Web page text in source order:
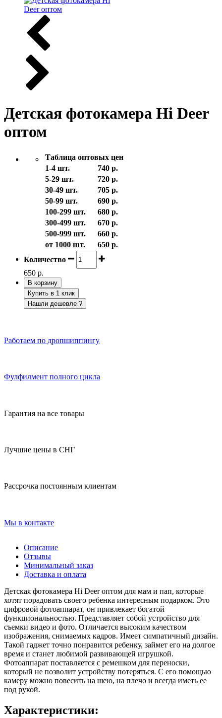
Детская фотокамера Hi Deer
оптом
Таблица оптовых цен
1-4 шт.
740 р.
5-29 шт.
720 р.
30-49 шт.
705 р.
50-99 шт.
690 р.
100-299 шт.
680 р.
300-499 шт.
670 р.
500-999 шт.
660 р.
от 1000 шт.
650 р.
Количество
650 р.
В корзину
Купить в 1 клик
Нашли дешевле ?
Работаем по дропшиппингу
Фулфилмент полного цикла
Гарантия на все товары
Лучшие цены в СНГ
Рассрочка постоянным клиентам
Мы в контакте
Описание
Отзывы
Минимальный заказ
Доставка и оплата
Детская фотокамера Hi Deer оптом для мам и пап, которые
хотят порадовать своего ребенка интересным подарком. Это
цифровой фотоаппарат, он привлекает богатой
функциональностью. Представляет собой устройство для
съемки видео и фото. Отличается высоким качеством
изображения, снимаемых кадров. Имеет симпатичный дизайн.
Такой гаджет точно понравится ребенку, займет его на долгое
время и станет любимой развивающей игрушкой.
Фотоаппарат поставляется с ремешком для переноски,
который не позволит устройству потеряться. С его помощью
камеру можно повесить на шею, на плечо и всегда иметь ее
под рукой.
Характеристики: